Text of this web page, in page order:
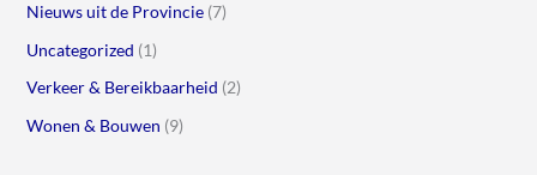
Nieuws uit de Provincie(7)
Uncategorized (1)
Verkeer & Bereikbaarheid (2)
Wonen & Bouwen (9)